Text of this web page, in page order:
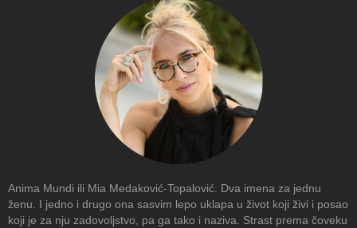
Anima Mundi ili Mia Medaković-Topalović. Dva imena za jednu
ženu. I jedno i drugo ona sasvim lepo uklapa u život koji živi i posao
koji je za nju zadovoljstvo, pa ga tako i naziva. Strast prema čoveku